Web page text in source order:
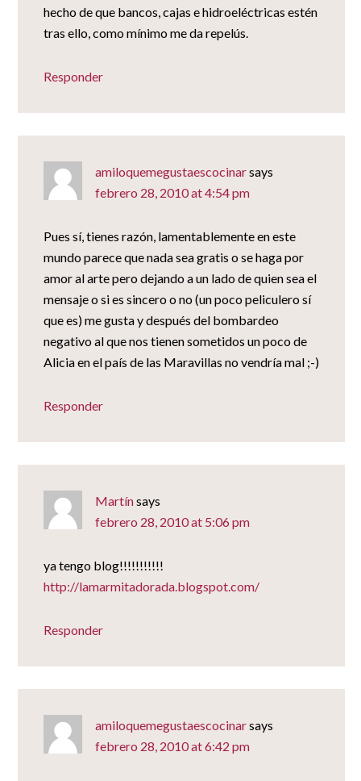
hecho de que bancos, cajas e hidroeléctricas estén
tras ello, como mínimo me da repelús.
Responder
amiloquemegustaescocinarsays
febrero 28, 2010 at 4:54 pm
Pues sí, tienes razón, lamentablemente en este
mundo parece que nada sea gratis o se haga por
amor al arte pero dejando a un lado de quien sea el
mensaje o si es sincero o no (un poco peliculero sí
que es) me gusta y después del bombardeo
negativo al que nos tienen sometidos un poco de
Alicia en el país de las Maravillas no vendría mal ;-)
Responder
Martínsays
febrero 28, 2010 at 5:06 pm
ya tengo blog!!!!!!!!!!!
http://lamarmitadorada.blogspot.com/
Responder
amiloquemegustaescocinarsays
febrero 28, 2010 at 6:42 pm